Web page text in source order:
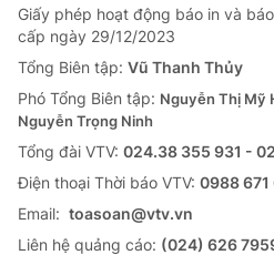
Giấy phép hoạt động báo in và
cấp ngày 29/12/2023
Tổng Biên tập: Vũ Thanh Thủy
Phó Tổng Biên tập: Nguyễn Thị Mỹ
Nguyễn Trọng Ninh
Tổng đài VTV: 024.38 355 931 -
Ðiện thoại Thời báo VTV: 0988 671
Email: toasoan@vtv.vn
Liên hệ quảng cáo: (024) 626